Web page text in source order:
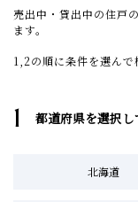
売出中・貸出中の住戸
ます。
1,2の順に条件を選んで
1 都道府県を選択し
北海道